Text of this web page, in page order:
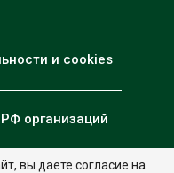
и cookies
организаций
вы даете согласие на